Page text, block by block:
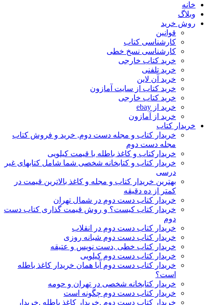
خانه
وبلاگ
روش خرید
قوانین
کارشناسی کتاب
کارشناسی نسخ خطی
خرید کتاب خارجی
خرید تلفنی
خرید آن لاین
خرید کتاب از سایت آمازون
خرید کتاب خارجی
خرید از ebay
خرید از آمازون
خریدار کتاب
خریدار کتاب و مجله دست دوم, خرید و فروش کتاب
مجله دست دوم
خریدارکتاب و کاغذ باطله با قیمت کیلویی
خریدار کتاب و کتابخانه شخصی شما شامل کتابهای غیر
درسی
بهترین خریدار کتاب و مجله و کاغذ بالاترین قیمت در
کمتر از ده دقیقه
خریدار کتاب دست دوم در شمال تهران
خریدار کتاب کیست؟ و روش قیمت گذاری کتاب دست
دوم
خریدار کتاب دست دوم در انقلاب
خریدار کتاب دست دوم شبانه روزی
خریدار کتاب خطی ,دست نویس و عتیقه
خریدار کتاب دست دوم کیلویی
خریدار کتاب دست دوم آیا همان خریدار کاغذ باطله
است؟
خریدار کتابخانه شخصی در تهران و حومه
خریدار کتاب دست دوم چگونه است
خریدار کتاب دست دوم ,خریدار کاغذ باطله ,خریدار